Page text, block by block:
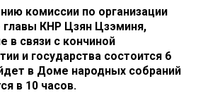
комиссии по организации
КНР Цзян Цзэминя,
в связи с кончиной
и государства состоится 6
в Доме народных собраний
в 10 часов.